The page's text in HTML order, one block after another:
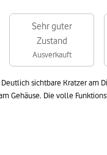
Sehr guter
Zustand
Ausverkauft
Deutlich sichtbare Kratzer am
Gehäuse. Die volle